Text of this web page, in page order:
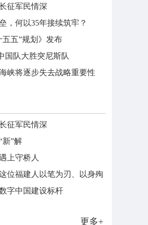
征军民情深
，何以35年接续筑牢？
五五”规划》发布
国队大胜突尼斯队
峡将逐步失去战略重要性
征军民情深
新”解
上守桥人
位福建人以笔为刃、以身殉
字中国建设标杆
更多+